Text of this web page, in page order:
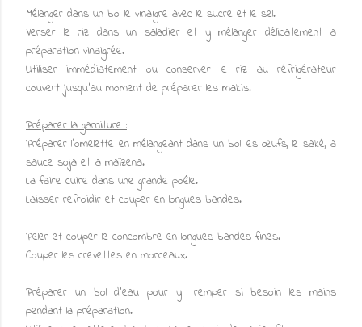
Mélanger dans un bol le vinaigre avec le sucre et le sel.
Verser le riz dans un saladier et y mélanger délicatement la
préparation vinaigrée.
Utiliser immédiatement ou conserver le riz au réfrigérateur
couvert jusqu'au moment de préparer les makis.
Préparer la garniture :
Préparer l'omelette en mélangeant dans un bol les œufs, le saké, la
sauce soja et la maïzena.
La faire cuire dans une grande poêle.
Laisser refroidir et couper en longues bandes.
Peler et couper le concombre en longues bandes fines.
Couper les crevettes en morceaux.
Préparer un bol d'eau pour y tremper si besoin les mains
pendant la préparation.